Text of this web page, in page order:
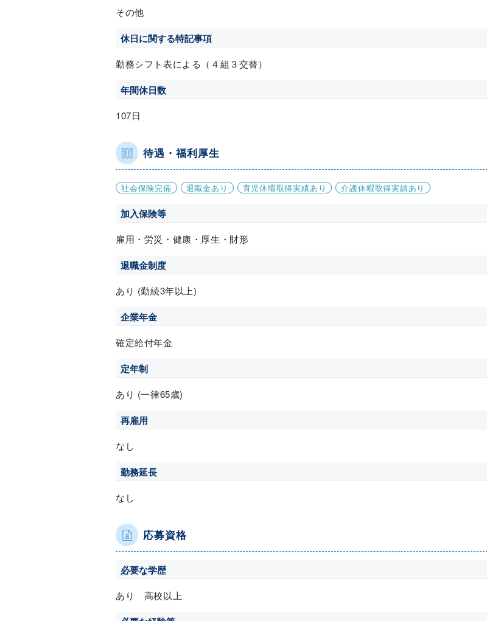
その他
休日に関する特記事項
勤務シフト表による（４組３交替）
年間休日数
107日
待遇・福利厚生
社会保険完備 退職金あり 育児休暇取得実績あり 介護休暇取得実績あり
加入保険等
雇用・労災・健康・厚生・財形
退職金制度
あり (勤続3年以上)
企業年金
確定給付年金
定年制
あり (一律65歳)
再雇用
なし
勤務延長
なし
応募資格
必要な学歴
あり 高校以上